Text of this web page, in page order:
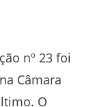
nº 23 foi
Câmara
O